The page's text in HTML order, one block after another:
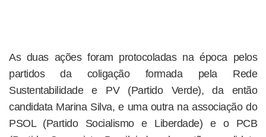
As duas ações foram protocoladas na época pelos
partidos da coligação formada pela Rede
Sustentabilidade e PV (Partido Verde), da então
candidata Marina Silva, e uma outra na associação do
PSOL (Partido Socialismo e Liberdade) e o PCB